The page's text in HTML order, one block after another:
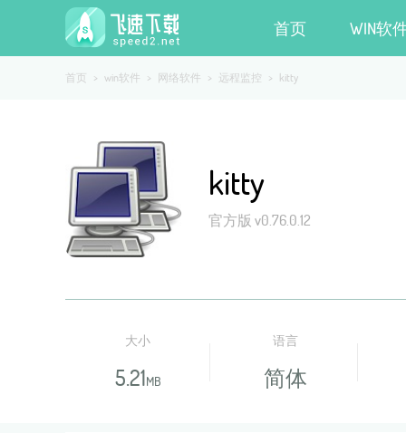
首页 WIN软
首页 > win软件 > 网络软件 > 远程监控 > kitty
kitty
官方版 v0.76.0.12
大小
5.21MB
语言
简体